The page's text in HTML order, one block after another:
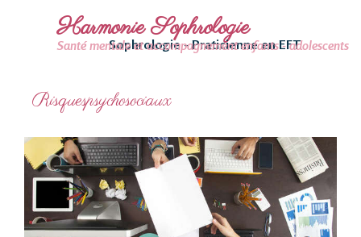
Harmonie Sophrologie
Sophrologie - Praticienne en EFT
Santé mentale et accompagnement enfants - adolescents
Risquespsychosociaux